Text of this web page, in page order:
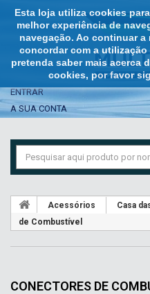
Esta loja utiliza cookies
melhor experiência de
navegação. Ao continuar a
concordar com a utilização
pretenda saber mais acerca
cookies, por favor
ENTRAR
A SUA CONTA
Acessórios Casa
de Combustível
CONECTORES DE